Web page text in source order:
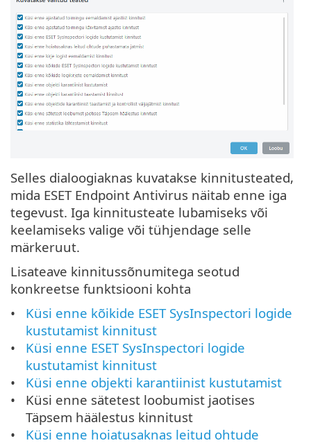
Selles dialoogiaknas kuvatakse kinnitusteated,
mida ESET Endpoint Antivirus näitab enne iga
tegevust. Iga kinnitusteate lubamiseks või
keelamiseks valige või tühjendage selle
märkeruut.
Lisateave kinnitussõnumitega seotud
konkreetse funktsiooni kohta
Küsi enne kõikide ESET SysInspectori logide
kustutamist kinnitust
Küsi enne ESET SysInspectori logide
kustutamist kinnitust
Küsi enne objekti karantiinist kustutamist
Küsi enne sätetest loobumist jaotises
Täpsem häälestus kinnitust
Küsi enne hoiatusaknas leitud ohtude